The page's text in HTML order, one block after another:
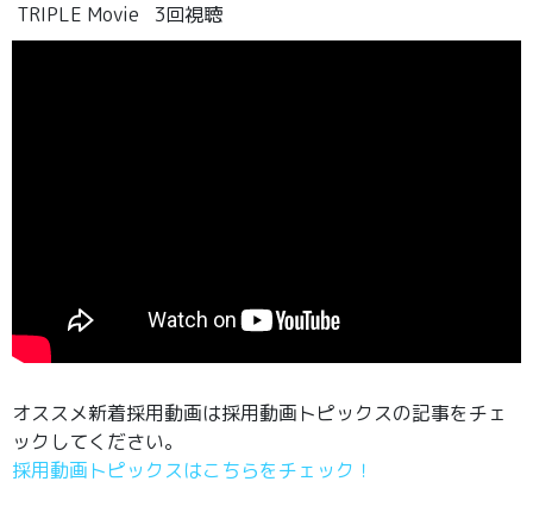
TRIPLE Movie 3回視聴
オススメ新着採用動画は採用動画トピックスの記事をチェ
ックしてください。
採用動画トピックスはこちらをチェック！